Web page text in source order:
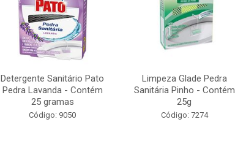
Detergente Sanitário Pato
Pedra Lavanda - Contém
25 gramas
Código: 9050
Limpeza Glade Pedra
Sanitária Pinho - Contém
25g
Código: 7274